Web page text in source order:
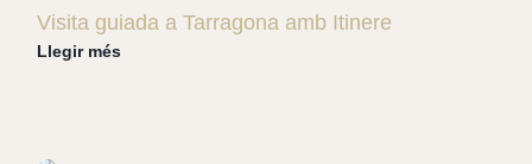
Visita guiada a Tarragona amb Itinere
Llegir més